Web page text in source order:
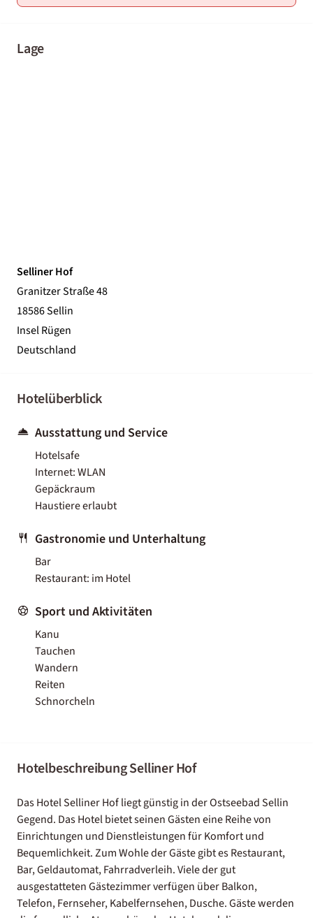
Lage
Selliner Hof
Granitzer Straße 48
18586 Sellin
Insel Rügen
Deutschland
Hotelüberblick
Ausstattung und Service
Hotelsafe
Internet: WLAN
Gepäckraum
Haustiere erlaubt
Gastronomie und Unterhaltung
Bar
Restaurant: im Hotel
Sport und Aktivitäten
Kanu
Tauchen
Wandern
Reiten
Schnorcheln
Hotelbeschreibung Selliner Hof
Das Hotel Selliner Hof liegt günstig in der Ostseebad Sellin
Gegend. Das Hotel bietet seinen Gästen eine Reihe von
Einrichtungen und Dienstleistungen für Komfort und
Bequemlichkeit. Zum Wohle der Gäste gibt es Restaurant,
Bar, Geldautomat, Fahrradverleih. Viele der gut
ausgestatteten Gästezimmer verfügen über Balkon,
Telefon, Fernseher, Kabelfernsehen, Dusche. Gäste werden